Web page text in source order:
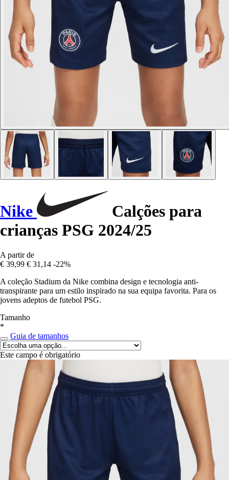
Nike
Calções para
crianças PSG 2024/25
A partir de
€ 39,99 € 31,14 -22%
A coleção Stadium da Nike combina design e tecnologia anti-
transpirante para um estilo inspirado na sua equipa favorita. Para os
jovens adeptos de futebol PSG.
Tamanho
*
Guia de tamanhos
Este campo é obrigatório